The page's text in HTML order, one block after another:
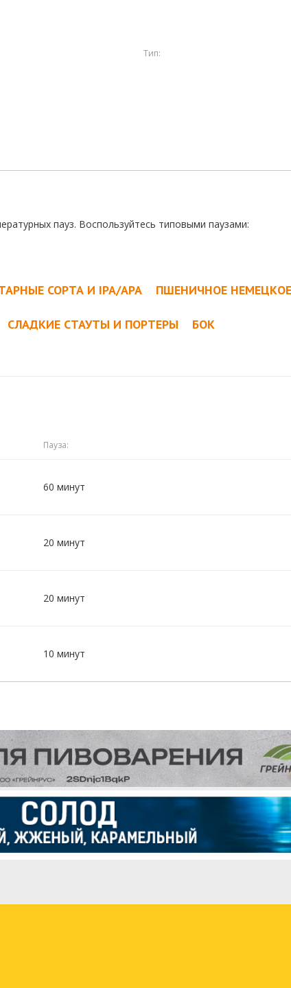
Тип:
пауз. Воспользуйтесь типовыми паузами:
СОРТА И IPA/APA ПШЕНИЧНОЕ
СЛАДКИЕ СТАУТЫ И ПОРТЕРЫ БОК
Пауза:
60 минут
20 минут
20 минут
10 минут